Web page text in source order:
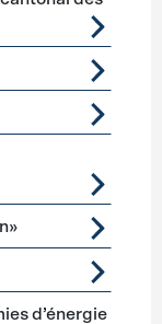
d’énergie